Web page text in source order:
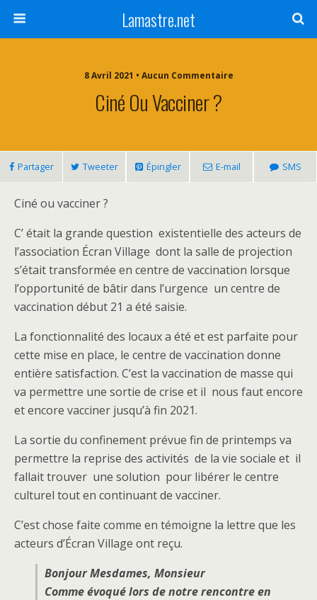
Lamastre.net
8 Avril 2021 • Aucun Commentaire
Ciné Ou Vacciner ?
Partager Tweeter Épingler E-mail SMS
Ciné ou vacciner ?
C’ était la grande question existentielle des acteurs de
l’association Écran Village dont la salle de projection
s’était transformée en centre de vaccination lorsque
l’opportunité de bâtir dans l’urgence un centre de
vaccination début 21 a été saisie.
La fonctionnalité des locaux a été et est parfaite pour
cette mise en place, le centre de vaccination donne
entière satisfaction. C’est la vaccination de masse qui
va permettre une sortie de crise et il nous faut encore
et encore vacciner jusqu’à fin 2021.
La sortie du confinement prévue fin de printemps va
permettre la reprise des activités de la vie sociale et il
fallait trouver une solution pour libérer le centre
culturel tout en continuant de vacciner.
C’est chose faite comme en témoigne la lettre que les
acteurs d’Écran Village ont reçu.
Bonjour Mesdames, Monsieur
Comme évoqué lors de notre rencontre en